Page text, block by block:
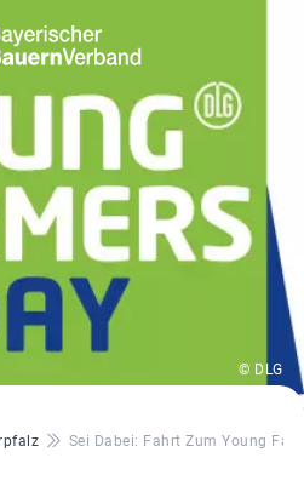
© DLG
Sei Dabei: Fahrt Zum Young